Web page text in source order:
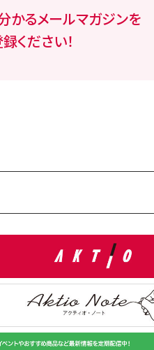
かるメールマガジンを
ください！